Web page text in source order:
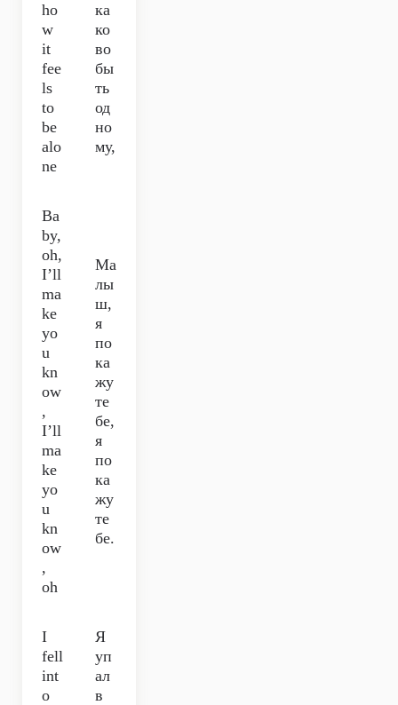
ho
w
it
fee
ls
to
be
alo
ne
ка
ко
во
бы
ть
од
но
му,
Ba
by,
oh,
I’ll
ma
ke
yo
u
kn
ow
,
I’ll
ma
ke
yo
u
kn
ow
,
oh
Ма
лы
ш,
я
по
ка
жу
те
бе,
я
по
ка
жу
те
бе.
I
fell
int
o
Я
уп
ал
в